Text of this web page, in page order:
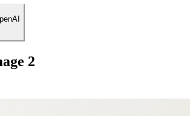
2